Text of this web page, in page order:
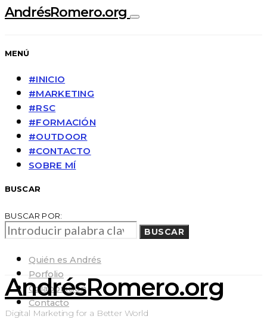
AndrésRomero.org
MENÚ
#INICIO
#MARKETING
#RSC
#FORMACIÓN
#OUTDOOR
#CONTACTO
SOBRE MÍ
BUSCAR
BUSCAR POR:
BUSCAR
Quién es Andrés
Porfolio
Colaboración
Contacto
AndrésRomero.org
Digital Marketing for a Better World